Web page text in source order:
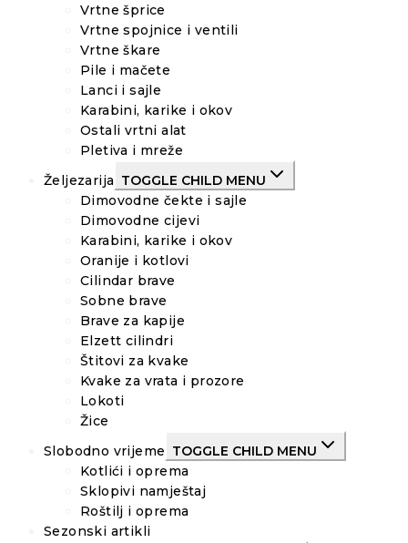
Vrtne šprice
Vrtne spojnice i ventili
Vrtne škare
Pile i mačete
Lanci i sajle
Karabini, karike i okov
Ostali vrtni alat
Pletiva i mreže
Željezarija TOGGLE CHILD MENU
Dimovodne čekte i sajle
Dimovodne cijevi
Karabini, karike i okov
Oranije i kotlovi
Cilindar brave
Sobne brave
Brave za kapije
Elzett cilindri
Štitovi za kvake
Kvake za vrata i prozore
Lokoti
Žice
Slobodno vrijeme TOGGLE CHILD MENU
Kotlići i oprema
Sklopivi namještaj
Roštilj i oprema
Sezonski artikli